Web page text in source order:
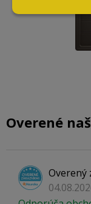
Overené
Overený